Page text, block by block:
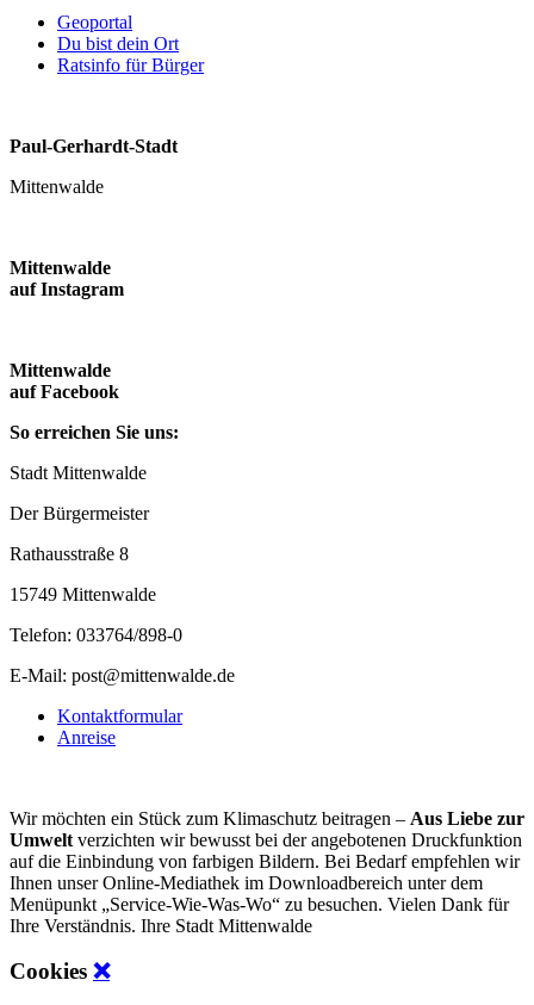
Geoportal
Du bist dein Ort
Ratsinfo für Bürger
Paul-Gerhardt-Stadt
Mittenwalde
Mittenwalde
auf Instagram
Mittenwalde
auf Facebook
So erreichen Sie uns:
Stadt Mittenwalde
Der Bürgermeister
Rathausstraße 8
15749 Mittenwalde
Telefon: 033764/898-0
E-Mail: post@mittenwalde.de
Kontaktformular
Anreise
Wir möchten ein Stück zum Klimaschutz beitragen – Aus Liebe zur
Umwelt verzichten wir bewusst bei der angebotenen Druckfunktion
auf die Einbindung von farbigen Bildern. Bei Bedarf empfehlen wir
Ihnen unser Online-Mediathek im Downloadbereich unter dem
Menüpunkt „Service-Wie-Was-Wo“ zu besuchen. Vielen Dank für
Ihre Verständnis. Ihre Stadt Mittenwalde
Cookies ❌